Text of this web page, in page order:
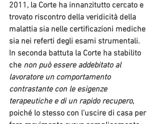
2011, la Corte ha innanzitutto cercato e
trovato riscontro della veridicità della
malattia sia nelle certificazioni mediche
sia nei referti degli esami strumentali.
In seconda battuta la Corte ha stabilito
che non può essere addebitato al
lavoratore un comportamento
contrastante con le esigenze
terapeutiche e di un rapido recupero,
poiché lo stesso con l’uscire di casa per